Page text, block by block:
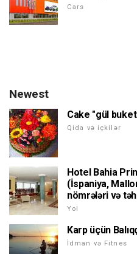
Cars
Newest
Cake "gül
Qida və içkilər
Hotel Bahia
(İspaniya,
nömrələri və
Yol
Karp üçün
İdman və Fitnes